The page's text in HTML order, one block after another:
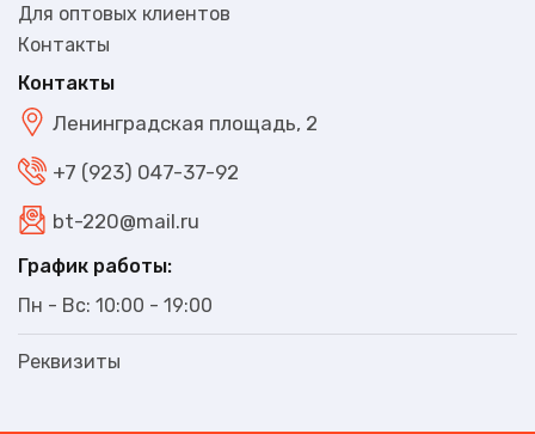
Для оптовых клиентов
Контакты
Контакты
Ленинградская площадь, 2
+7 (923) 047-37-92
bt-220@mail.ru
График работы:
Пн - Вс: 10:00 - 19:00
Реквизиты